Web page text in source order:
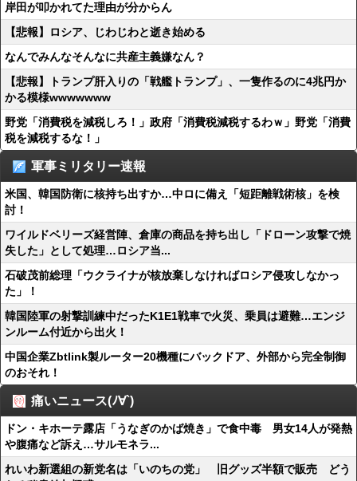
岸田が叩かれてた理由が分からん
【悲報】ロシア、じわじわと逝き始める
なんでみんなそんなに共産主義嫌なん？
【悲報】トランプ肝入りの「戦艦トランプ」、一隻作るのに4兆円か
かる模様wwwwwww
野党「消費税を減税しろ！」政府「消費税減税するわｗ」野党「消費
税を減税するな！」
軍事ミリタリー速報
米国、韓国防衛に核持ち出すか…中ロに備え「短距離戦術核」を検
討！
ワイルドベリーズ経営陣、倉庫の商品を持ち出し「ドローン攻撃で焼
失した」として処理…ロシア当...
石破茂前総理「ウクライナが核放棄しなければロシア侵攻しなかっ
た」！
韓国陸軍の射撃訓練中だったK1E1戦車で火災、乗員は避難…エンジ
ンルーム付近から出火！
中国企業Zbtlink製ルーター20機種にバックドア、外部から完全制御
のおそれ！
痛いニュース(ﾉ∀`)
ドン・キホーテ露店「うなぎのかば焼き」で食中毒 男女14人が発熱
や腹痛など訴え…サルモネラ...
れいわ新選組の新党名は「いのちの党」 旧グッズ半額で販売 どう